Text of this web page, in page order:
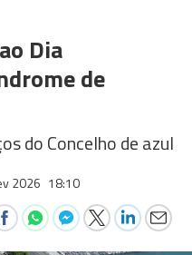
Dia
de
do Concelho de azul
2026 18:10